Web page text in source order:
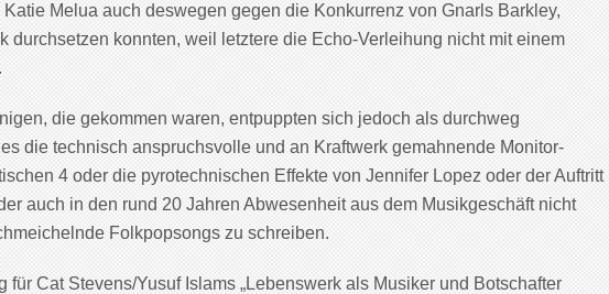
Melua auch deswegen gegen die Konkurrenz von Gnarls Barkley,
durchsetzen konnten, weil letztere die Echo-Verleihung nicht mit einem
die gekommen waren, entpuppten sich jedoch als durchweg
die technisch anspruchsvolle und an Kraftwerk gemahnende Monitor-
4 oder die pyrotechnischen Effekte von Jennifer Lopez oder der Auftritt
auch in den rund 20 Jahren Abwesenheit aus dem Musikgeschäft nicht
Folkpopsongs zu schreiben.
für Cat Stevens/Yusuf Islams „Lebenswerk als Musiker und Botschafter